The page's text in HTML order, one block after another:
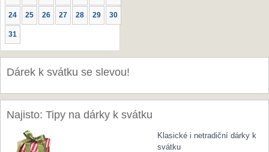
24 25 26 27 28 29 30
31
Dárek k svátku se slevou!
Najisto: Tipy na dárky k svátku
Klasické i netradiční dárky k
svátku